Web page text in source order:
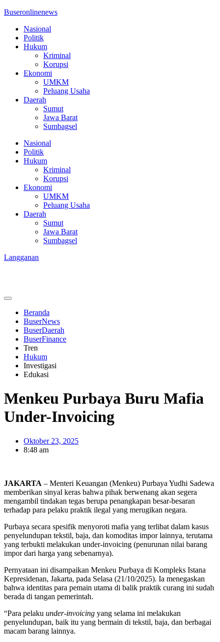
Buseronlinenews
Nasional
Politik
Hukum
Kriminal
Korupsi
Ekonomi
UMKM
Peluang Usaha
Daerah
Sumut
Jawa Barat
Sumbagsel
Nasional
Politik
Hukum
Kriminal
Korupsi
Ekonomi
UMKM
Peluang Usaha
Daerah
Sumut
Jawa Barat
Sumbagsel
Langganan
Beranda
BuserNews
BuserDaerah
BuserFinance
Tren
Hukum
Investigasi
Edukasi
Menkeu Purbaya Buru Mafia
Under-Invoicing
Oktober 23, 2025
8:48 am
JAKARTA – Menteri Keuangan (Menkeu) Purbaya Yudhi Sadewa
memberikan sinyal keras bahwa pihak berwenang akan segera
mengambil tindakan tegas berupa penangkapan besar-besaran
terhadap para pelaku praktik ilegal yang merugikan negara.
Purbaya secara spesifik menyoroti mafia yang terlibat dalam kasus
penyelundupan tekstil, baja, dan komoditas impor lainnya, terutama
yang terbukti melakukan under-invoicing (penurunan nilai barang
impor dari harga yang sebenarnya).
Pernyataan ini disampaikan Menkeu Purbaya di Kompleks Istana
Kepresidenan, Jakarta, pada Selasa (21/10/2025). Ia menegaskan
bahwa identitas para pemain utama di balik praktik curang ini sudah
berada di tangan pemerintah.
“Para pelaku under-invoicing yang selama ini melakukan
penyelundupan, baik itu yang bermain di tekstil, baja, dan berbagai
macam barang lainnya.